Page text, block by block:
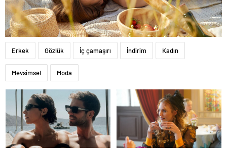
Erkek Gözlük İç çamaşırı İndirim Kadın
Mevsimsel Moda